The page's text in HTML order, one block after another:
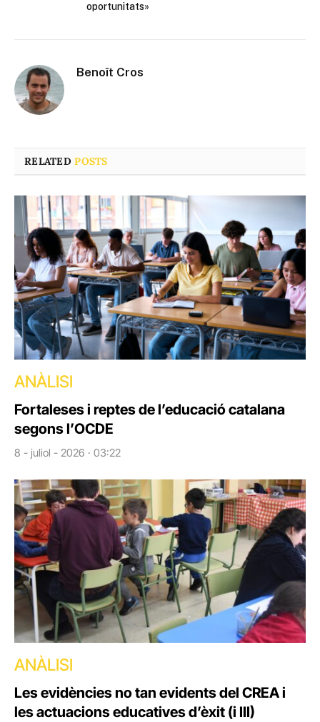
oportunitats»
Benoît Cros
RELATEDPOSTS
ANÀLISI
Fortaleses i reptes de l’educació catalana
segons l’OCDE
8 - juliol - 2026 · 03:22
ANÀLISI
Les evidències no tan evidents del CREA i
les actuacions educatives d’èxit (i III)